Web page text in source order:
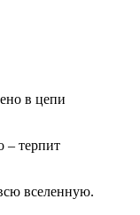
в цепи
– терпит
вселенную.